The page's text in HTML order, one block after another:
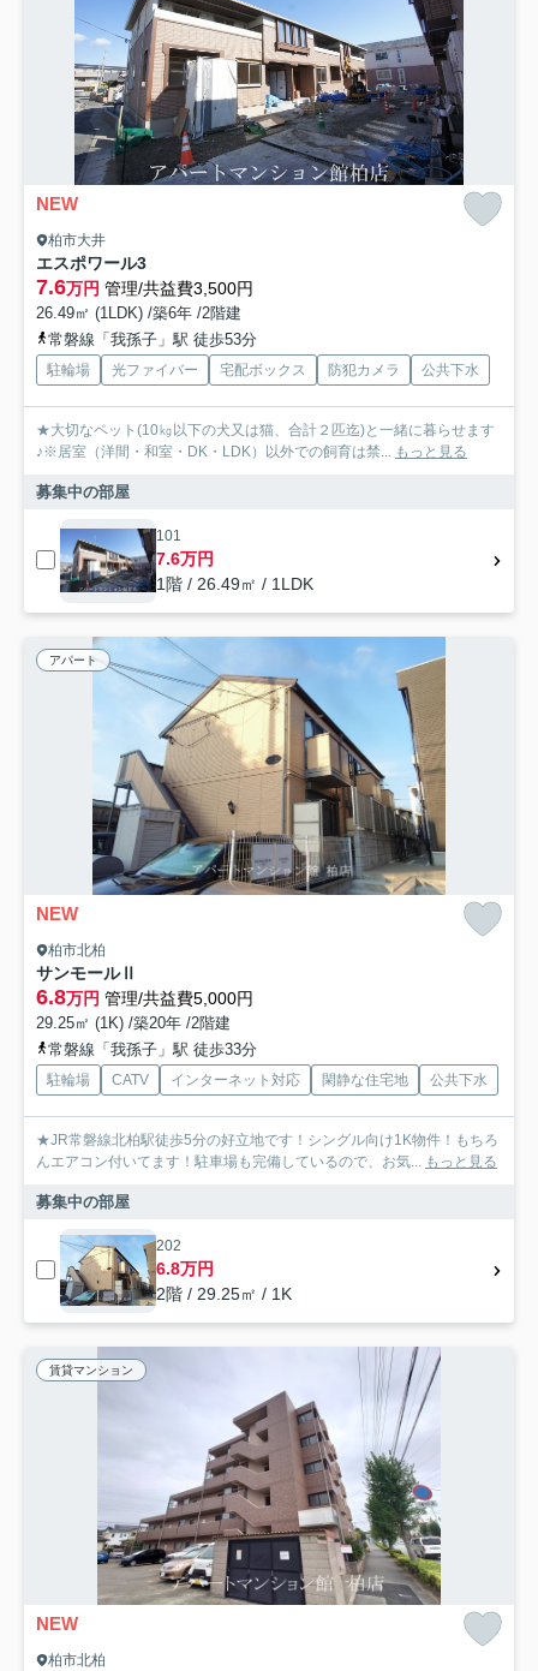
NEW
柏市大井
エスポワール3
7.6万円 管理/共益費3,500円
26.49㎡ (1LDK) /築6年 /2階建
常磐線「我孫子」駅 徒歩53分
駐輪場 光ファイバー 宅配ボックス 防犯カメラ 公共下水
★大切なペット(10㎏以下の犬又は猫、合計２匹迄)と一緒に暮らせます
♪※居室（洋間・和室・DK・LDK）以外での飼育は禁...
もっと見る
募集中の部屋
101
7.6万円
1階 / 26.49㎡ / 1LDK
アパート
NEW
柏市北柏
サンモールⅡ
6.8万円 管理/共益費5,000円
29.25㎡ (1K) /築20年 /2階建
常磐線「我孫子」駅 徒歩33分
駐輪場 CATV インターネット対応 閑静な住宅地 公共下水
★JR常磐線北柏駅徒歩5分の好立地です！シングル向け1K物件！もちろ
んエアコン付いてます！駐車場も完備しているので、お気...
もっと見る
募集中の部屋
202
6.8万円
2階 / 29.25㎡ / 1K
賃貸マンション
NEW
柏市北柏